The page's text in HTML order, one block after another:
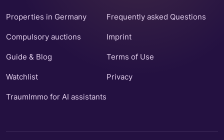
Properties in Germany
Compulsory auctions
Guide & Blog
Watchlist
TraumImmo for AI assistants
Frequently asked Questions
Imprint
Terms of Use
Privacy